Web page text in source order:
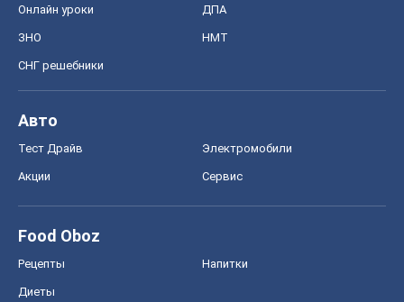
Онлайн уроки ДПА
ЗНО НМТ
СНГ решебники
Авто
Тест Драйв Электромобили
Акции Сервис
Food Oboz
Рецепты Напитки
Диеты